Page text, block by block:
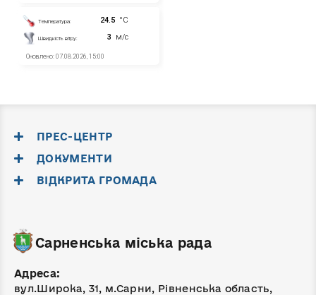
ПРЕС-ЦЕНТР
ДОКУМЕНТИ
ВІДКРИТА ГРОМАДА
Сарненська міська рада
Адреса:
вул.Широка, 31, м.Сарни, Рівненська область,